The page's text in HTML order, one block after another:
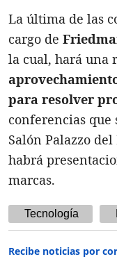
La última de las
cargo de
la cual, hará una
para resolver
conferencias que
Salón Palazzo
habrá
marcas.
Tecnología
Recibe noticias por